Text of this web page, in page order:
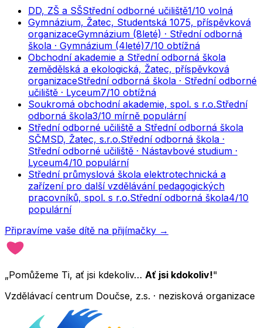
DD, ZŠ a SŠStřední odborné učiliště1/10 volná
Gymnázium, Žatec, Studentská 1075, příspěvková
organizaceGymnázium (8leté) · Střední odborná
škola · Gymnázium (4leté)7/10 obtížná
Obchodní akademie a Střední odborná škola
zemědělská a ekologická, Žatec, příspěvková
organizaceStřední odborná škola · Střední odborné
učiliště · Lyceum7/10 obtížná
Soukromá obchodní akademie, spol. s r.o.Střední
odborná škola3/10 mírně populární
Střední odborné učiliště a Střední odborná škola
SČMSD, Žatec, s.r.o.Střední odborná škola ·
Střední odborné učiliště · Nástavbové studium ·
Lyceum4/10 populární
Střední průmyslová škola elektrotechnická a
zařízení pro další vzdělávání pedagogických
pracovníků, spol. s r.o.Střední odborná škola4/10
populární
Připravíme vaše dítě na přijímačky →
„Pomůžeme Ti, ať jsi kdekoliv… Ať jsi kdokoliv!"
Vzdělávací centrum Doučse, z.s. · nezisková organizace